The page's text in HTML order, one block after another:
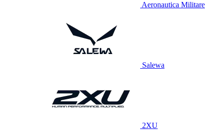
Aeronautica Militare
Salewa
2XU